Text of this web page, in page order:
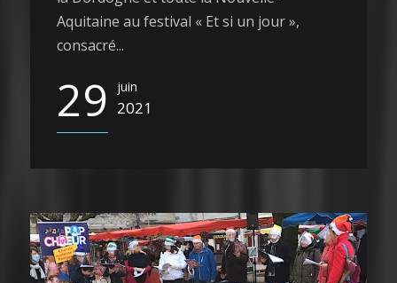
Aquitaine au festival « Et si un jour »,
consacré...
29 juin
2021